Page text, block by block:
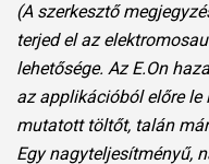
(A szerkesztő
terjed el az
lehetősége. Az E.On
az applikációból előre
mutatott töltőt, talán
Egy nagyteljesítményű,